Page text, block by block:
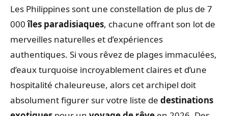
Les Philippines sont une constellation de plus de 7
000îles paradisiaques, chacune offrant son lot de
merveilles naturelles et d’expériences
authentiques. Si vous rêvez de plages immaculées,
d’eaux turquoise incroyablement claires et d’une
hospitalité chaleureuse, alors cet archipel doit
absolument figurer sur votre liste de destinations